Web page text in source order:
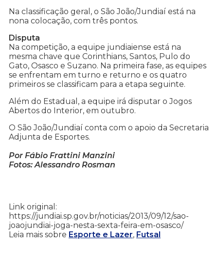
Na classificação geral, o São João/Jundiaí está na
nona colocação, com três pontos.
Disputa
Na competição, a equipe jundiaiense está na
mesma chave que Corinthians, Santos, Pulo do
Gato, Osasco e Suzano. Na primeira fase, as equipes
se enfrentam em turno e returno e os quatro
primeiros se classificam para a etapa seguinte.
Além do Estadual, a equipe irá disputar o Jogos
Abertos do Interior, em outubro.
O São João/Jundiaí conta com o apoio da Secretaria
Adjunta de Esportes.
Por Fábio Frattini Manzini
Fotos: Alessandro Rosman
Link original:
https://jundiai.sp.gov.br/noticias/2013/09/12/sao-
joaojundiai-joga-nesta-sexta-feira-em-osasco/
Leia mais sobre Esporte e Lazer, Futsal